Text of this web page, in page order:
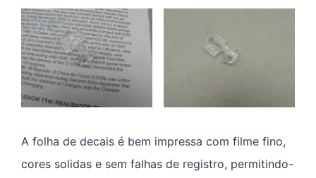
A folha de decais é bem impressa com filme fino,
cores solidas e sem falhas de registro, permitindo-